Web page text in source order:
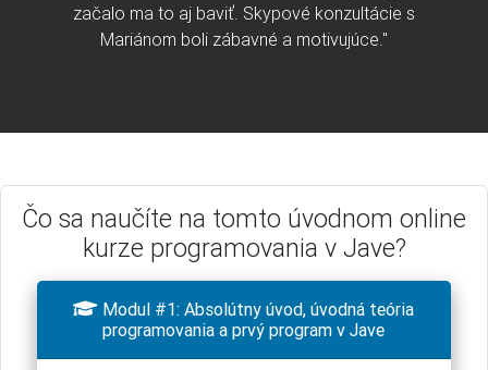
začalo ma to aj baviť. Skypové konzultácie s
Mariánom boli zábavné a motivujúce."
Čo sa naučíte na tomto úvodnom online
kurze programovania v Jave?
 Modul #1: Absolútny úvod, úvodná teória
programovania a prvý program v Jave